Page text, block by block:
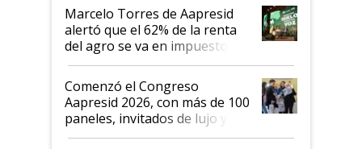
"Los veo más motivados"
Marcelo Torres de Aapresid
alertó que el 62% de la renta
del agro se va en impuestos:
"No es bueno que en
Argentina se sigan discutiendo
las mismas cosas de hace 50
años"
Comenzó el Congreso
Aapresid 2026, con más de 100
paneles, invitados de lujo y
todas las tendencias